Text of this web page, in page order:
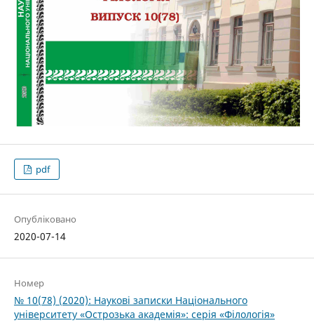
pdf
Опубліковано
2020-07-14
Номер
№ 10(78) (2020): Наукові записки Національного
університету «Острозька академія»: серія­ «Філо­ло­гія»